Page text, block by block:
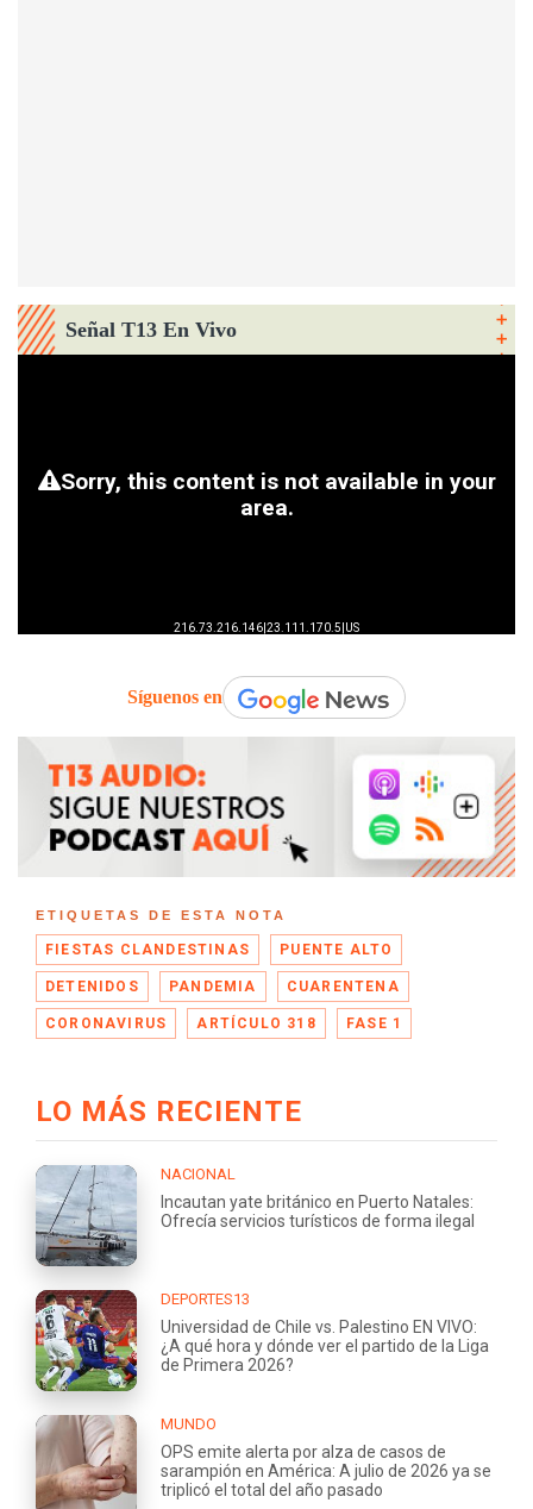
Señal T13 En Vivo
Síguenos en
ETIQUETAS DE ESTA NOTA
FIESTAS CLANDESTINAS PUENTE ALTO
DETENIDOS PANDEMIA CUARENTENA
CORONAVIRUS ARTÍCULO 318 FASE 1
LO MÁS RECIENTE
NACIONAL
Incautan yate británico en Puerto Natales:
Ofrecía servicios turísticos de forma ilegal
DEPORTES13
Universidad de Chile vs. Palestino EN VIVO:
¿A qué hora y dónde ver el partido de la Liga
de Primera 2026?
MUNDO
OPS emite alerta por alza de casos de
sarampión en América: A julio de 2026 ya se
triplicó el total del año pasado